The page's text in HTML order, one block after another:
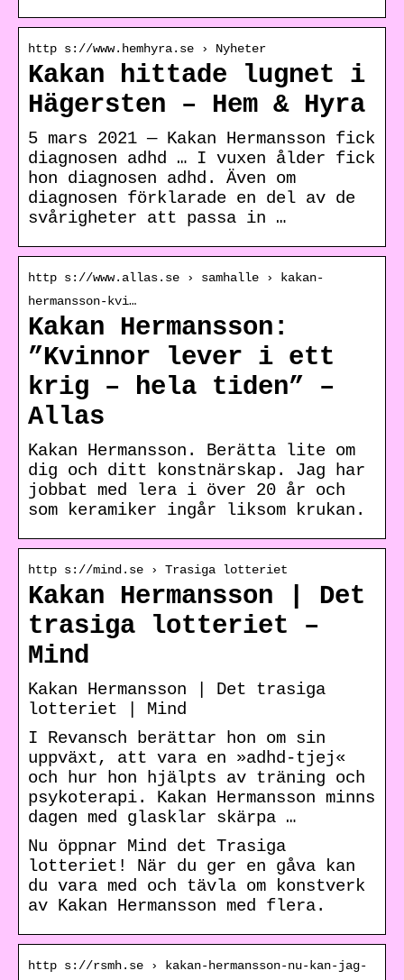
http s://www.hemhyra.se › Nyheter
Kakan hittade lugnet i
Hägersten – Hem & Hyra
5 mars 2021 — Kakan Hermansson fick
diagnosen adhd … I vuxen ålder fick
hon diagnosen adhd. Även om
diagnosen förklarade en del av de
svårigheter att passa in …
http s://www.allas.se › samhalle › kakan-
hermansson-kvi…
Kakan Hermansson:
”Kvinnor lever i ett
krig – hela tiden” –
Allas
Kakan Hermansson. Berätta lite om
dig och ditt konstnärskap. Jag har
jobbat med lera i över 20 år och
som keramiker ingår liksom krukan.
http s://mind.se › Trasiga lotteriet
Kakan Hermansson | Det
trasiga lotteriet –
Mind
Kakan Hermansson | Det trasiga
lotteriet | Mind
I Revansch berättar hon om sin
uppväxt, att vara en »adhd-tjej«
och hur hon hjälpts av träning och
psykoterapi. Kakan Hermansson minns
dagen med glasklar skärpa …
Nu öppnar Mind det Trasiga
lotteriet! När du ger en gåva kan
du vara med och tävla om konstverk
av Kakan Hermansson med flera.
http s://rsmh.se › kakan-hermansson-nu-kan-jag-